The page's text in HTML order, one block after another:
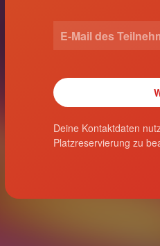
Deine Kontaktdaten
Platzreservierung zu